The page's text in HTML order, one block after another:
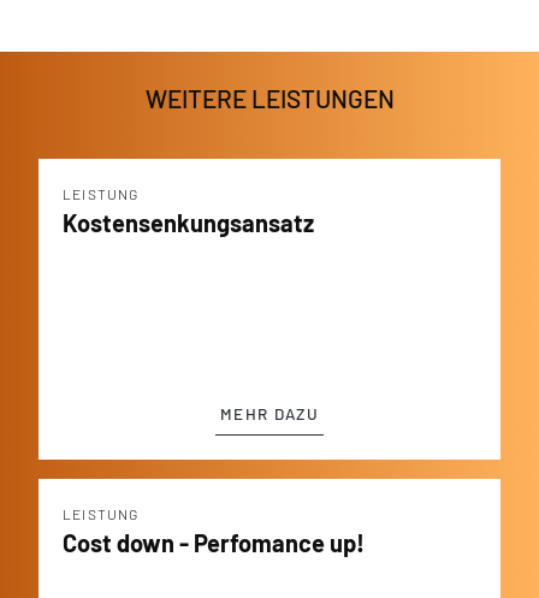
WEITERE LEISTUNGEN
LEISTUNG
Kosten­senkungs­ansatz
MEHR DAZU
LEISTUNG
Cost down - Perfomance up!